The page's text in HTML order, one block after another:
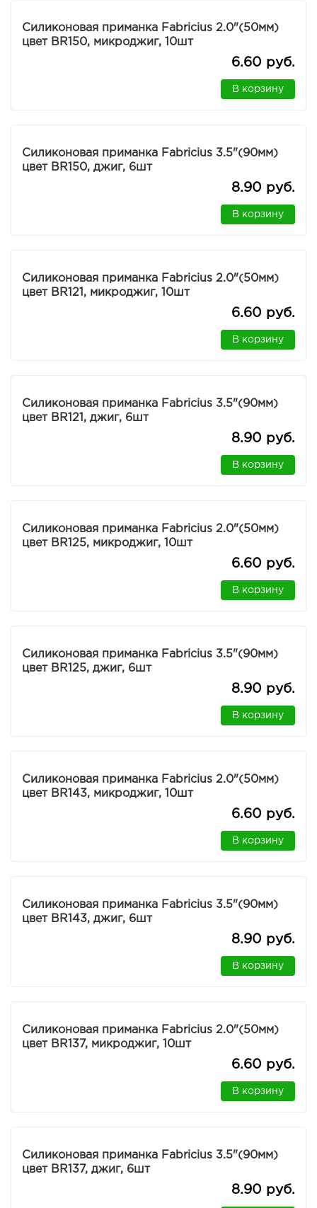
Силиконовая приманка Fabricius 2.0"(50мм)
цвет BR150, микроджиг, 10шт
6.60 руб.
В корзину
Силиконовая приманка Fabricius 3.5"(90мм)
цвет BR150, джиг, 6шт
8.90 руб.
В корзину
Силиконовая приманка Fabricius 2.0"(50мм)
цвет BR121, микроджиг, 10шт
6.60 руб.
В корзину
Силиконовая приманка Fabricius 3.5"(90мм)
цвет BR121, джиг, 6шт
8.90 руб.
В корзину
Силиконовая приманка Fabricius 2.0"(50мм)
цвет BR125, микроджиг, 10шт
6.60 руб.
В корзину
Силиконовая приманка Fabricius 3.5"(90мм)
цвет BR125, джиг, 6шт
8.90 руб.
В корзину
Силиконовая приманка Fabricius 2.0"(50мм)
цвет BR143, микроджиг, 10шт
6.60 руб.
В корзину
Силиконовая приманка Fabricius 3.5"(90мм)
цвет BR143, джиг, 6шт
8.90 руб.
В корзину
Силиконовая приманка Fabricius 2.0"(50мм)
цвет BR137, микроджиг, 10шт
6.60 руб.
В корзину
Силиконовая приманка Fabricius 3.5"(90мм)
цвет BR137, джиг, 6шт
8.90 руб.